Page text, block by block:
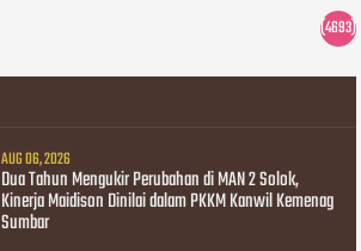
(4693)
AUG 06, 2026
Dua Tahun Mengukir Perubahan di MAN 2 Solok,
Kinerja Maidison Dinilai dalam PKKM Kanwil Kemenag
Sumbar